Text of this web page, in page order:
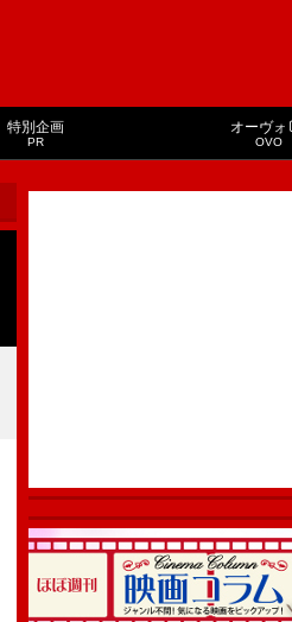
特別企画
PR
オーヴォ
OVO